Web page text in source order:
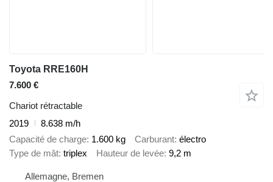
Toyota RRE160H
7.600 €
Chariot rétractable
2019
8.638 m/h
Capacité de charge 1.600 kg Carburant électro
Type de mât triplex Hauteur de levée 9,2 m
Allemagne, Bremen